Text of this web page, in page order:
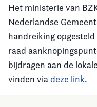
Het ministerie van
Nederlandse
handreiking
raad
bijdragen aan de
vinden via deze link.